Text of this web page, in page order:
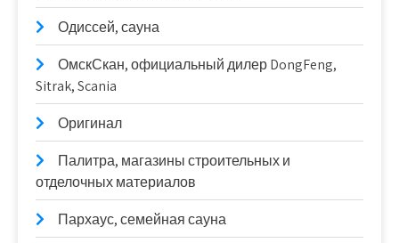
Одиссей, сауна
ОмскСкан, официальный дилер DongFeng,
Sitrak, Scania
Оригинал
Палитра, магазины строительных и
отделочных материалов
Пархаус, семейная сауна